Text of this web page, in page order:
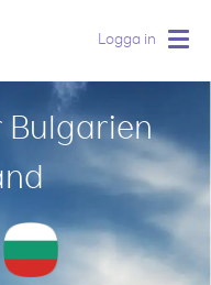
Logga in
Bulgarien